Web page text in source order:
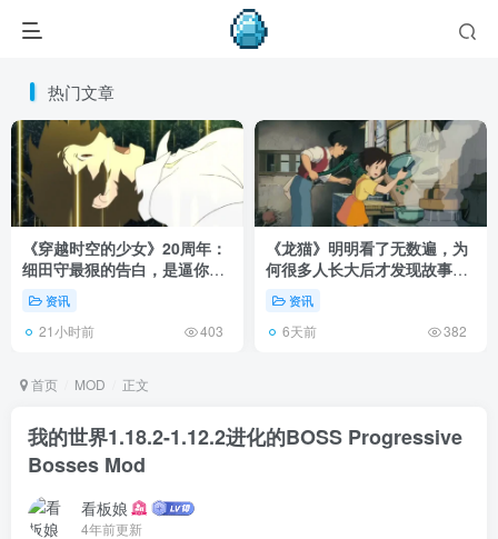
热门文章
《穿越时空的少女》20周年：
细田守最狠的告白，是逼你承
认有些夏天回不去了！
资讯
21小时前 403
《龙猫》明明看了无数遍，为
何很多人长大后才发现故事根
本不在 1988 年！
资讯
6天前 382
首页 MOD 正文
我的世界1.18.2-1.12.2进化的BOSS Progressive
Bosses Mod
看板娘
4年前更新